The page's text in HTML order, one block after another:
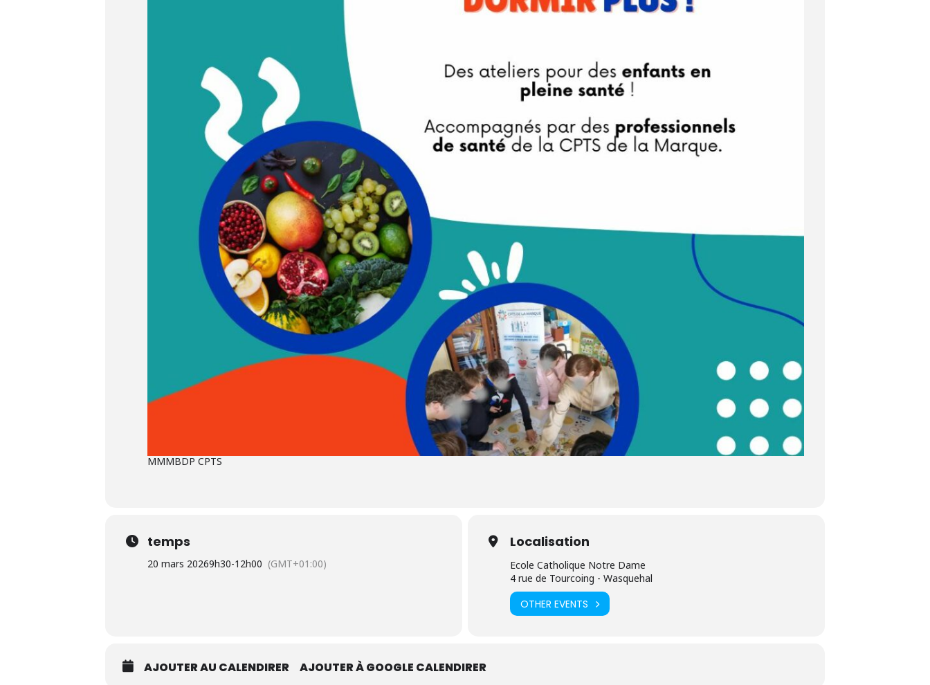
MMMBDP CPTS
temps
20 mars 20269h30-12h00 (GMT+01:00)
Localisation
Ecole Catholique Notre Dame
4 rue de Tourcoing - Wasquehal
OTHER EVENTS
AJOUTER AU CALENDIRER AJOUTER À GOOGLE CALENDIRER